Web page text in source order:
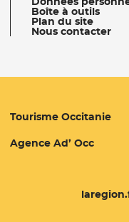
Boîte à outils
Plan du site
Nous contacter
Tourisme Occitanie
Agence Ad’ Occ